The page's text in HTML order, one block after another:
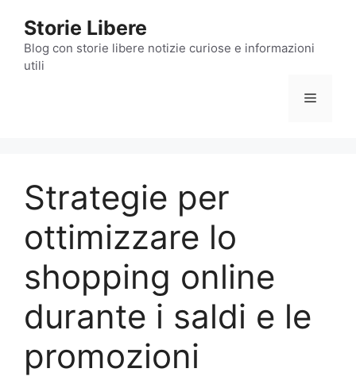
contenuto
Storie Libere
Blog con storie libere notizie curiose e informazioni
utili
Menu
Strategie per
ottimizzare lo
shopping online
durante i saldi e le
promozioni